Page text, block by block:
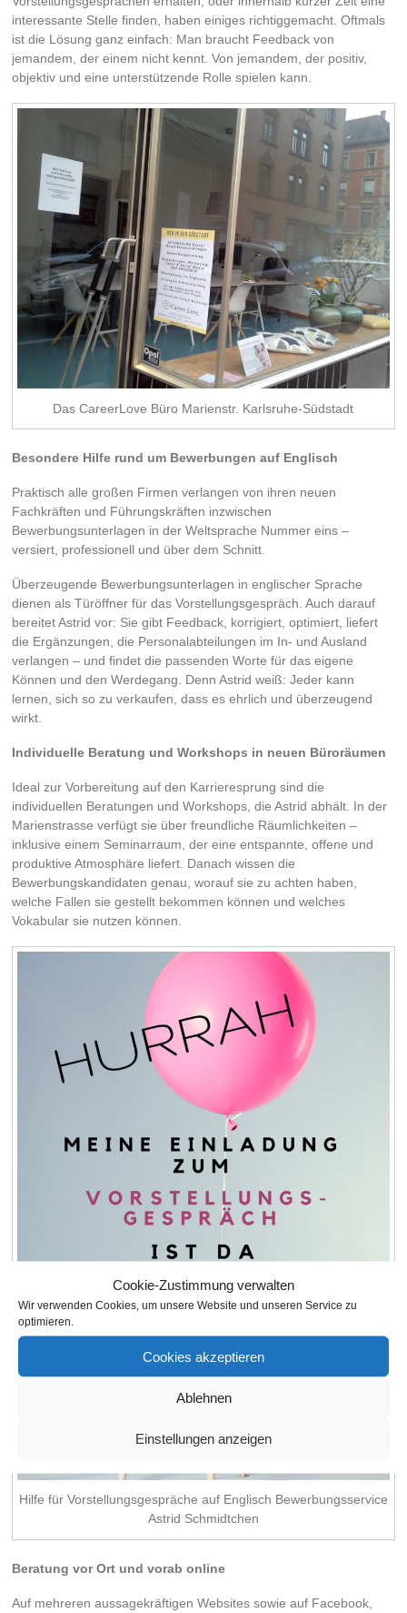
Cookie-Zustimmung verwalten
Wir verwenden Cookies, um unsere Website und unseren Service zu
optimieren.
Cookies akzeptieren
Ablehnen
Einstellungen anzeigen
interessante Stelle finden, haben einiges richtiggemacht. Oftmals
ist die Lösung ganz einfach: Man braucht Feedback von
jemandem, der einem nicht kennt. Von jemandem, der positiv,
objektiv und eine unterstützende Rolle spielen kann.
Das CareerLove Büro Marienstr. Karlsruhe-Südstadt
Besondere Hilfe rund um Bewerbungen auf Englisch
Praktisch alle großen Firmen verlangen von ihren neuen
Fachkräften und Führungskräften inzwischen
Bewerbungsunterlagen in der Weltsprache Nummer eins –
versiert, professionell und über dem Schnitt.
Überzeugende Bewerbungsunterlagen in englischer Sprache
dienen als Türöffner für das Vorstellungsgespräch. Auch darauf
bereitet Astrid vor: Sie gibt Feedback, korrigiert, optimiert, liefert
die Ergänzungen, die Personalabteilungen im In- und Ausland
verlangen – und findet die passenden Worte für das eigene
Können und den Werdegang. Denn Astrid weiß: Jeder kann
lernen, sich so zu verkaufen, dass es ehrlich und überzeugend
wirkt.
Individuelle Beratung und Workshops in neuen Büroräumen
Ideal zur Vorbereitung auf den Karrieresprung sind die
individuellen Beratungen und Workshops, die Astrid abhält. In der
Marienstrasse verfügt sie über freundliche Räumlichkeiten –
inklusive einem Seminarraum, der eine entspannte, offene und
produktive Atmosphäre liefert. Danach wissen die
Bewerbungskandidaten genau, worauf sie zu achten haben,
welche Fallen sie gestellt bekommen können und welches
Vokabular sie nutzen können.
Hilfe für Vorstellungsgespräche auf Englisch Bewerbungsservice
Astrid Schmidtchen
Beratung vor Ort und vorab online
Auf mehreren aussagekräftigen Websites sowie auf Facebook,